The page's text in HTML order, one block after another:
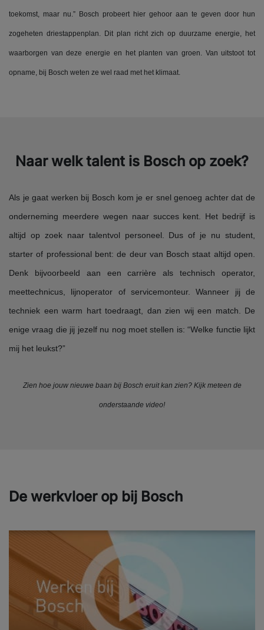
toekomst, maar nu.” Bosch probeert hier gehoor aan te geven door hun
zogeheten driestappenplan. Dit plan richt zich op duurzame energie, het
waarborgen van deze energie en het planten van groen. Van uitstoot tot
opname, bij Bosch weten ze wel raad met het klimaat.
Naar welk talent is Bosch op zoek?
Als je gaat werken bij Bosch kom je er snel genoeg achter dat de
onderneming meerdere wegen naar succes kent. Het bedrijf is
altijd op zoek naar talentvol personeel. Dus of je nu student,
starter of professional bent: de deur van Bosch staat altijd open.
Denk bijvoorbeeld aan een carrière als technisch operator,
meettechnicus, lijnoperator of servicemonteur. Wanneer jij de
techniek een warm hart toedraagt, dan zien wij een match. De
enige vraag die jij jezelf nu nog moet stellen is: “Welke functie lijkt
mij het leukst?”
Zien hoe jouw nieuwe baan bij Bosch eruit kan zien? Kijk meteen de
onderstaande video!
De werkvloer op bij Bosch